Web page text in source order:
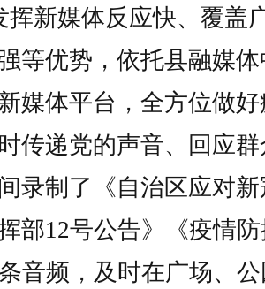
挥新媒体反应快、覆盖
等优势，依托县融媒
媒体平台，全方位做
传递党的声音、回应
录制了《自治区应对
部12号公告》《疫情
音频，及时在广场、